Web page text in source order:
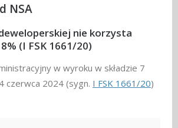
NSA
nie korzysta
(I FSK 1661/20)
w wyroku w składzie 7
czerwca 2024 (sygn. I FSK 1661/20)